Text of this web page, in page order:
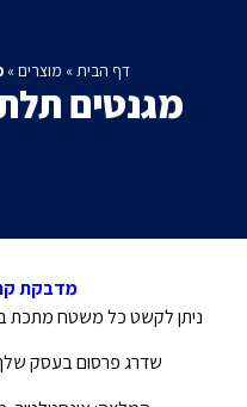
דף הבית» מוצרים»
מגנטים
מדבקת
ניתן לקשט כל משטח מתכת
שדרג פרסום בעסק